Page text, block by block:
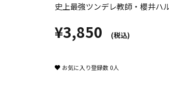
史上最強ツンデレ教師・櫻井ハ
¥3,850 (税込)
お気に入り登録数0人